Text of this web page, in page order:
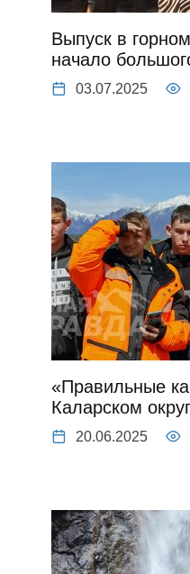
Выпуск в
начало
03.07.2025
«Правильные
Каларском
20.06.2025